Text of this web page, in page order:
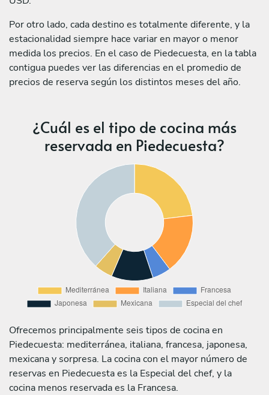
Por otro lado, cada destino es totalmente diferente, y la
estacionalidad siempre hace variar en mayor o menor
medida los precios. En el caso de Piedecuesta, en la tabla
contigua puedes ver las diferencias en el promedio de
precios de reserva según los distintos meses del año.
¿Cuál es el tipo de cocina más
reservada en Piedecuesta?
Ofrecemos principalmente seis tipos de cocina en
Piedecuesta: mediterránea, italiana, francesa, japonesa,
mexicana y sorpresa. La cocina con el mayor número de
reservas en Piedecuesta es la Especial del chef, y la
cocina menos reservada es la Francesa.